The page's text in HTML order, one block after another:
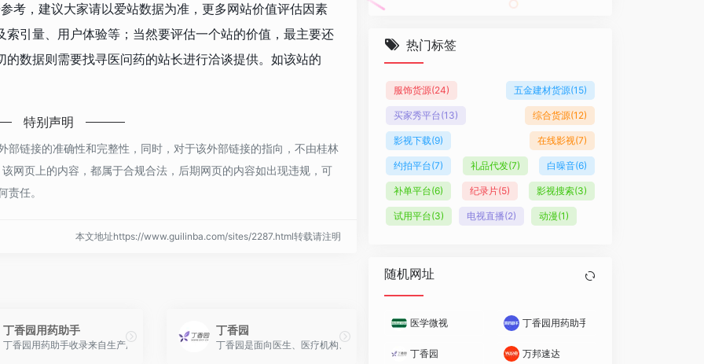
考，建议大家请以爱站数据为准，更多网站价值评估因素
引量、用户体验等；当然要评估一个站的价值，最主要还
数据则需要找寻医问药的站长进行洽谈提供。如该站的
特别声明
部链接的准确性和完整性，同时，对于该外部链接的指向，不由桂林
网页上的内容，都属于合规合法，后期网页的内容如出现违规，可
责任。
本文地址https://www.guilinba.com/sites/2287.html转载请注明
丁香园用药助手
丁香园用药助手收录来自生产厂家的最新药品说明书,可通过商品名、通用名、疾病名称、形状等迅速找到药品说明书内容。
丁香园
丁香园是面向医生、医疗机构、医药从业者以及生命科学领域人士的专业性社会化网络，提供医学、医疗、药学、
热门标签
服饰货源(24) 五金建材货源(15)
买家秀平台(13) 综合货源(12)
影视下载(9) 在线影视(7)
约拍平台(7) 礼品代发(7) 白噪音(6)
补单平台(6) 纪录片(5) 影视搜索(3)
试用平台(3) 电视直播(2) 动漫(1)
随机网址
医学微视 丁香园用药助手
丁香园 万邦速达